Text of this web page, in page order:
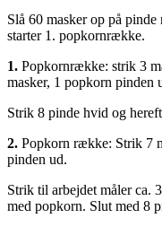
Slå 60 masker op på
starter 1. popkornrække.
1. Popkornrække: strik 3
masker, 1 popkorn pinden
Strik 8 pinde hvid og
2. Popkorn række: Strik 7
pinden ud.
Strik til arbejdet måler ca.
med popkorn. Slut med 8